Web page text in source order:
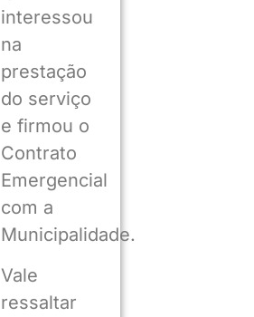
interessou
na
prestação
do serviço
e firmou o
Contrato
Emergencial
com a
Municipalidade.
Vale
ressaltar